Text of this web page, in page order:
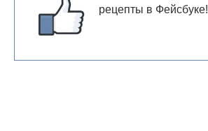
рецепты в Фейсбуке!